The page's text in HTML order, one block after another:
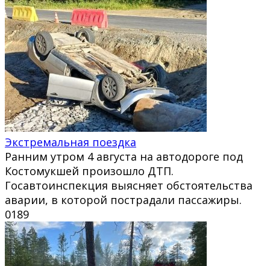
Экстремальная поездка
Ранним утром 4 августа на автодороге под
Костомукшей произошло ДТП.
Госавтоинспекция выясняет обстоятельства
аварии, в которой пострадали пассажиры.
0189